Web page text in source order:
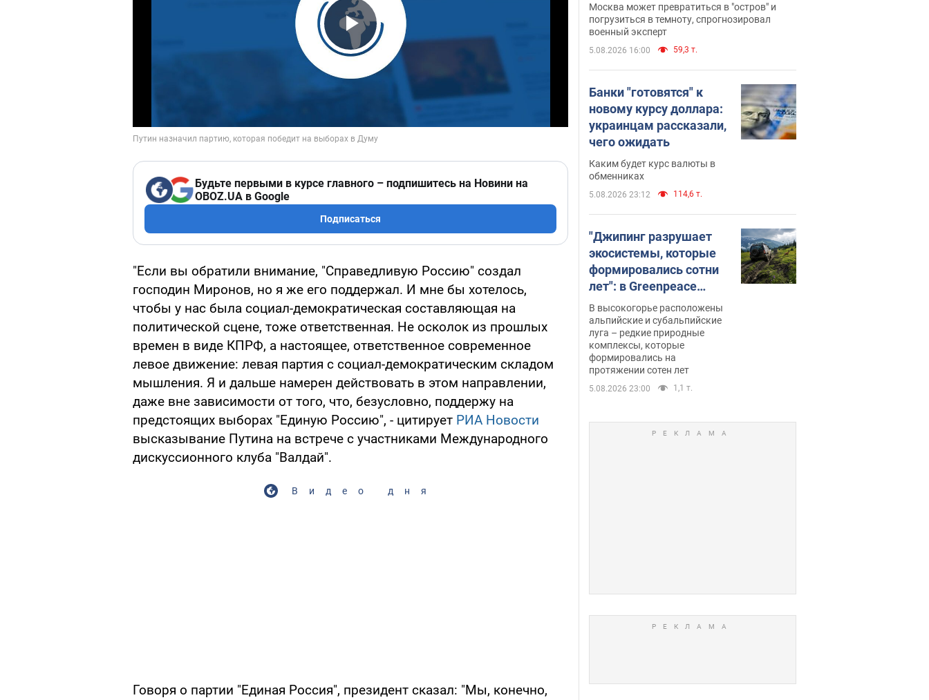
Play Video
Будьте первыми в курсе главного – подпишитесь на Новини на
OBOZ.UA в Google
Подписаться
"Если вы обратили внимание, "Справедливую Россию" создал
господин Миронов, но я же его поддержал. И мне бы хотелось,
чтобы у нас была социал-демократическая составляющая на
политической сцене, тоже ответственная. Не осколок из прошлых
времен в виде КПРФ, а настоящее, ответственное современное
левое движение: левая партия с социал-демократическим складом
мышления. Я и дальше намерен действовать в этом направлении,
даже вне зависимости от того, что, безусловно, поддержу на
предстоящих выборах "Единую Россию", - цитирует РИА Новости
высказывание Путина на встрече с участниками Международного
дискуссионного клуба "Валдай".
Видео дня
Говоря о партии "Единая Россия", президент сказал: "Мы, конечно,
Москва может превратиться в "остров" и
погрузиться в темноту, спрогнозировал
военный эксперт
5.08.2026 16:00 59,3 т.
Банки "готовятся" к
новому курсу доллара:
украинцам рассказали,
чего ожидать
Каким будет курс валюты в
обменниках
5.08.2026 23:12 114,6 т.
"Джипинг разрушает
экосистемы, которые
формировались сотни
лет": в Greenpeace
забили тревогу
В высокогорье расположены
альпийские и субальпийские
луга – редкие природные
комплексы, которые
формировались на
протяжении сотен лет
5.08.2026 23:00 1,1 т.